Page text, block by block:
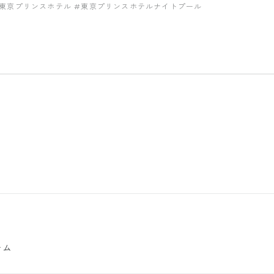
京プリンスホテル #東京プリンスホテルナイトプール